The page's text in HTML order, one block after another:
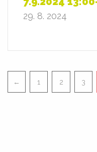
29. 8. 2024
Pagination
← 1 2 3